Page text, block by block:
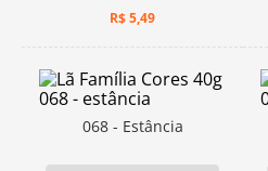
R$5,49
068 - Estância